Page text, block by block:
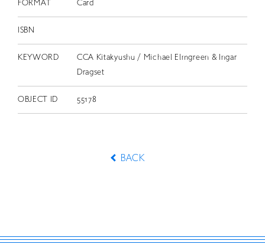
FORMAT Card
ISBN
KEYWORD
CCA Kitakyushu / Michael Elmgreen & Ingar
Dragset
OBJECT ID 55178
BACK